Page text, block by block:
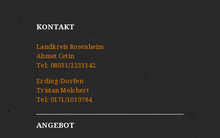
KONTAKT
Landkreis Rosenheim
Ahmet Cetin
Tel: 08031/2233142
Erding-Dorfen
Tristan Melchert
Tel: 0171/1019784
ANGEBOT